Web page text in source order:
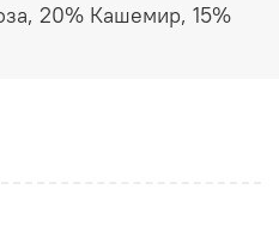
20% Кашемир, 15%